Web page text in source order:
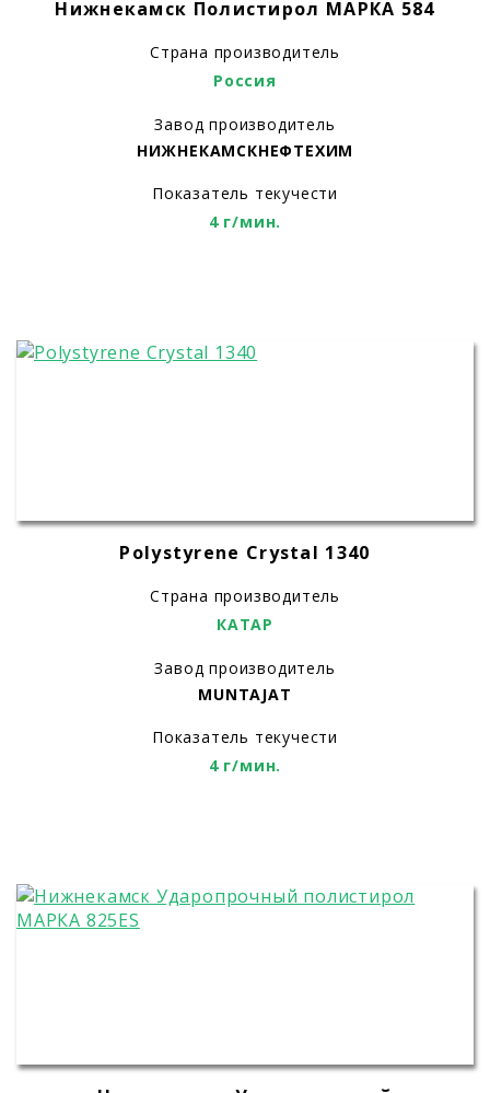
Нижнекамск Полистирол МАРКА 584
Страна производитель
Россия
Завод производитель
НИЖНЕКАМСКНЕФТЕХИМ
Показатель текучести
4 г/мин.
Polystyrene Crystal 1340
Страна производитель
КАТАР
Завод производитель
MUNTAJAT
Показатель текучести
4 г/мин.